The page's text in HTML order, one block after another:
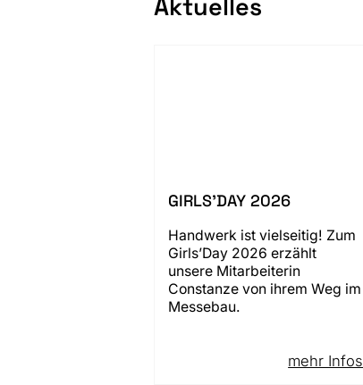
Aktuelles
GIRLS'DAY 2026
Handwerk ist vielseitig! Zum
Girls’Day 2026 erzählt
unsere Mitarbeiterin
Constanze von ihrem Weg im
Messebau.
mehr Infos